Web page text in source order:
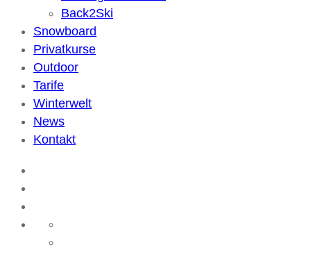
Back2Ski
Snowboard
Privatkurse
Outdoor
Tarife
Winterwelt
News
Kontakt